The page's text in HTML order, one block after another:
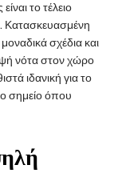
το τέλειο
Κατασκευασμένη
σχέδια και
νότα στον χώρο
ιδανική για το
σημείο όπου